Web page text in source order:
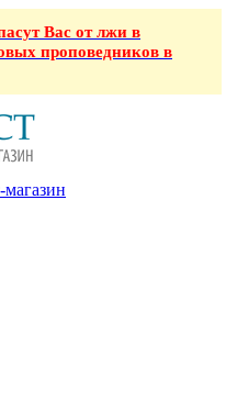
Вас от лжи в
проповедников в